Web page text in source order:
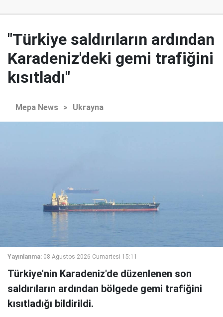
"Türkiye saldırıların ardından
Karadeniz'deki gemi trafiğini
kısıtladı"
Mepa News > Ukrayna
Yayınlanma: 08 Ağustos 2026 Cumartesi 15:11
Türkiye'nin Karadeniz'de düzenlenen son
saldırıların ardından bölgede gemi trafiğini
kısıtladığı bildirildi.